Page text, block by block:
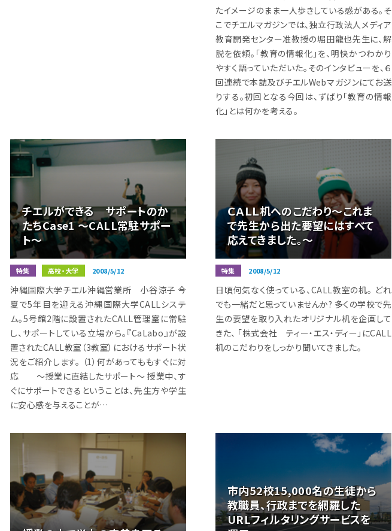
たイメージのまま一人歩きしている感がある。そ
こでチエルマガジンでは、独立行政法人メディア
教育開発センター准教授の堀田龍也先生に、解
説を依頼。「教育の情報化」を、明快かつわかり
やすく語っていただいた。そのインタビューを、６
回連続で本誌及びチエルWebマガジンにてお送
りする。初回となる今回は、ずばり「教育の情報
化」とは何かを考える。
チエルができる サポートのか
たちCase1 ～CALL常駐サポー
ト～
特集 高校・大学 2008/5/12
沖縄国際大学チエル沖縄営業所 小谷涼子 今
夏で5年目を迎える沖縄国際大学CALLシステ
ム。5号館2階に設置されたCALL管理室に常駐
し、サポートしている立場から。『CaLabo』が設
置されたCALL教室（3教室）におけるサポート状
況をご紹介します。 （1）何があってももすぐに対
応 ～授業に直結したサポート～ 授業中、す
ぐにサポートできるということは、先生方や学生
に安心感を与えることが…
ＣＡＬＬ机へのこだわり〜これま
で先生から出た要望にはすべて
応えてきました。〜
特集 2008/5/12
日頃何気なく使っている、CALL教室の机。 どれ
でも一緒だと思っていませんか? 多くの学校で先
生の要望を取り入れたオリジナル机を企画して
きた、 「株式会社 ティー・エス・ディー」にCALL
机のこだわりをしっかり聞いてきました。
市内52校15,000名の生徒から
教職員、行政までを網羅した
URLフィルタリングサービスを